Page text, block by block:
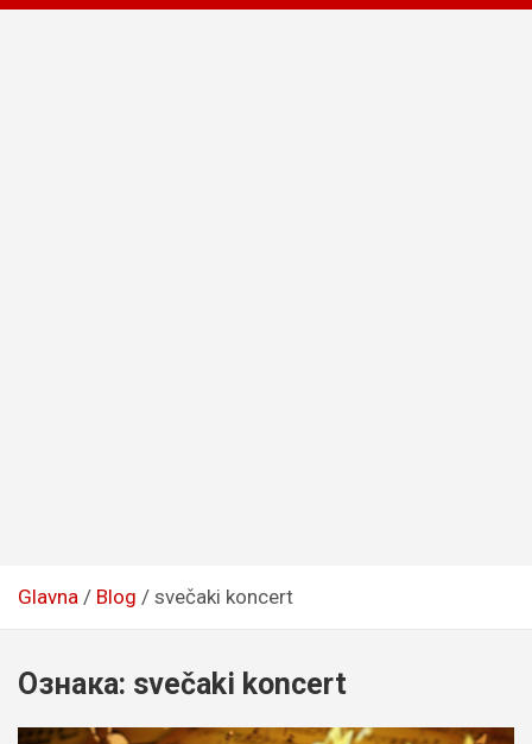
Glavna Blog svečaki koncert
Ознака: svečaki koncert